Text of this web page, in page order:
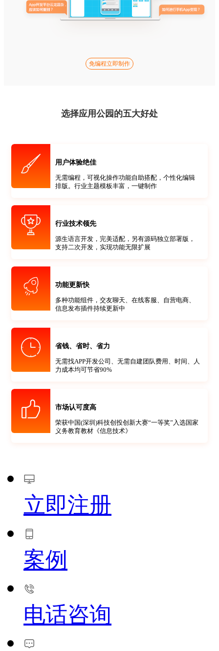
免编程立即制作
选择应用公园的五大好处
用户体验绝佳
无需编程，可视化操作功能自助搭配，个性化编辑
排版。行业主题模板丰富，一键制作
行业技术领先
源生语言开发，完美适配，另有源码独立部署版，
支持二次开发，实现功能无限扩展
功能更新快
多种功能组件，交友聊天、在线客服、自营电商、
信息发布插件持续更新中
省钱、省时、省力
无需找APP开发公司、无需自建团队费用、时间、人
力成本均可节省90%
市场认可度高
荣获中国(深圳)科技创投创新大赛“一等奖”入选国家
义务教育教材《信息技术》
立即注册
案例
电话咨询